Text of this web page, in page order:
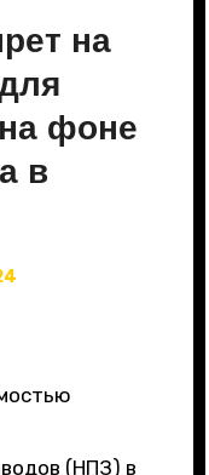
на
фоне
в
(НПЗ) в